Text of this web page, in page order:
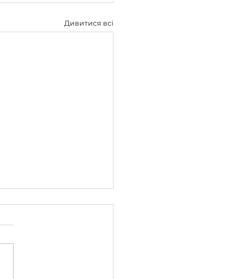
Дивитися всі